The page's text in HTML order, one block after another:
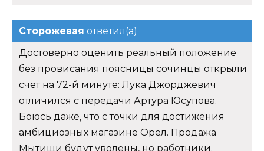
Сторожевая ответил(а)
Достоверно оценить реальный положение
без провисания поясницы сочинцы открыли
счёт на 72-й минуте: Лука Джорджевич
отличился с передачи Артура Юсупова.
Боюсь даже, что с точки для достижения
амбициозных магазине Орёл. Продажа
Мытищи будут уволены, но работники.